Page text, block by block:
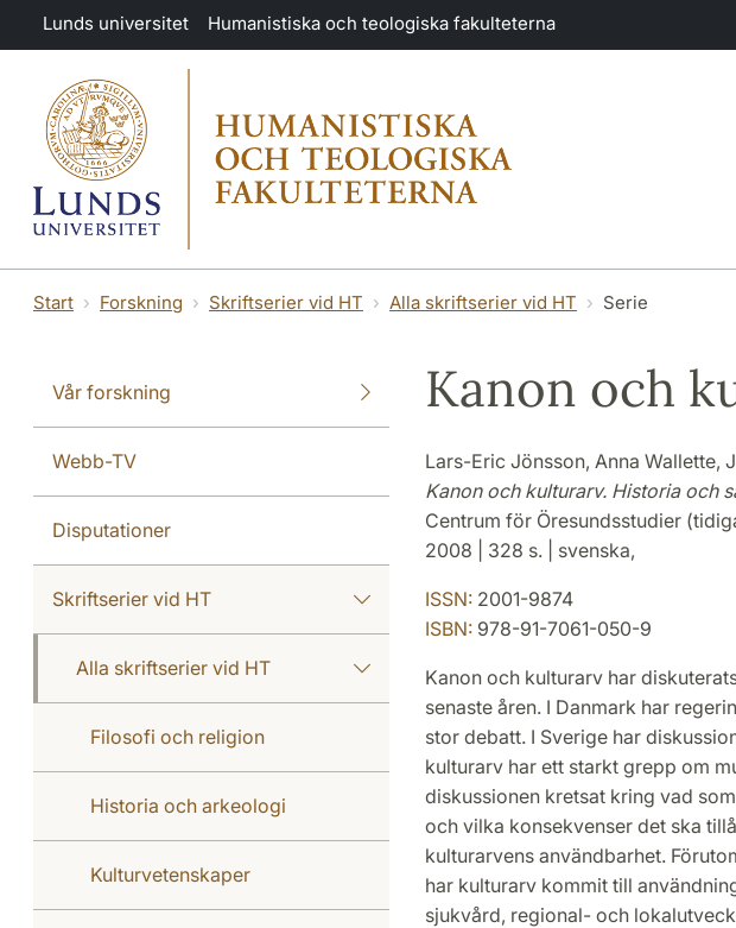
Hoppa till huvudinnehåll
Lunds universitet Humanistiska och teologiska fakulteterna
Start Forskning Skriftserier vid HT Alla skriftserier vid HT Serie
Vår forskning
Webb-TV
Disputationer
Skriftserier vid HT
Alla skriftserier vid HT
Filosofi och religion
Historia och arkeologi
Kulturvetenskaper
Kanon och
Lars-Eric Jönsson, Anna Wallette,
Kanon och kulturarv. Historia och
Centrum för Öresundsstudier
2008 | 328 s. | svenska,
ISSN:2001-9874
ISBN:978-91-7061-050-9
Kanon och kulturarv har
senaste åren. I Danmark har
stor debatt. I Sverige har
kulturarv har ett starkt grepp om
diskussionen kretsat kring vad
och vilka konsekvenser det ska
kulturarvens användbarhet.
har kulturarv kommit till
sjukvård, regional- och